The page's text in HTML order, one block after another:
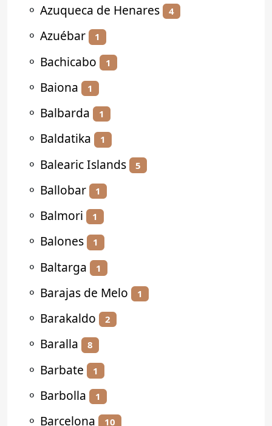
⚬ Azuqueca de Henares 4
⚬ Azuébar 1
⚬ Bachicabo 1
⚬ Baiona 1
⚬ Balbarda 1
⚬ Baldatika 1
⚬ Balearic Islands 5
⚬ Ballobar 1
⚬ Balmori 1
⚬ Balones 1
⚬ Baltarga 1
⚬ Barajas de Melo 1
⚬ Barakaldo 2
⚬ Baralla 8
⚬ Barbate 1
⚬ Barbolla 1
⚬ Barcelona 10